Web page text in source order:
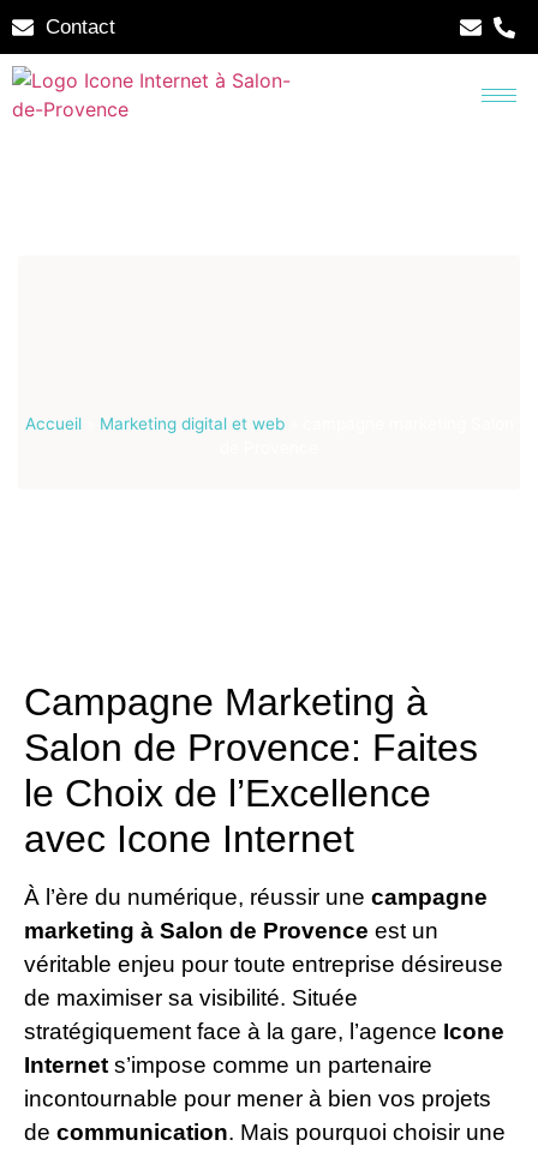
Contact
Accueil» Marketing digital et web»
Campagne Marketing à
Salon de Provence: Faites
le Choix de l’Excellence
avec Icone Internet
À l’ère du numérique, réussir une campagne
marketing à Salon de Provence est un
véritable enjeu pour toute entreprise désireuse
de maximiser sa visibilité. Située
stratégiquement face à la gare, l’agence Icone
Internet s’impose comme un partenaire
incontournable pour mener à bien vos projets
de communication. Mais pourquoi choisir une